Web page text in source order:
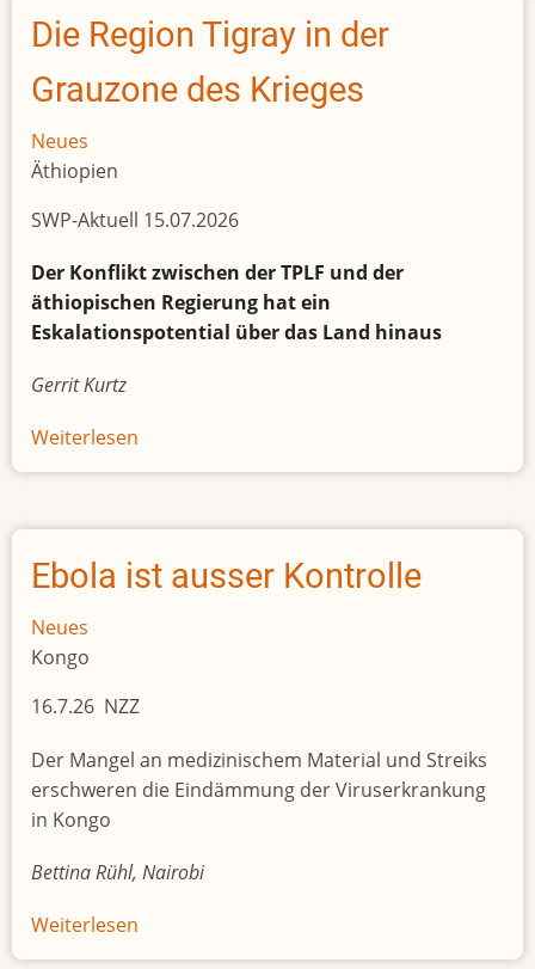
im
Kongo
Die Region Tigray in der
Grauzone des Krieges
Neues
Äthiopien
SWP-Aktuell 15.07.2026
Der Konflikt zwischen der TPLF und der
äthiopischen Regierung hat ein
Eskalationspotential über das Land hinaus
Gerrit Kurtz
Weiterlesen
Die
Tigray
der
Ebola ist ausser Kontrolle
Neues
Kongo
16.7.26 NZZ
Der Mangel an medizinischem Material und Streiks
erschweren die Eindämmung der Viruserkrankung
in Kongo
Bettina Rühl, Nairobi
Weiterlesen
Ebola